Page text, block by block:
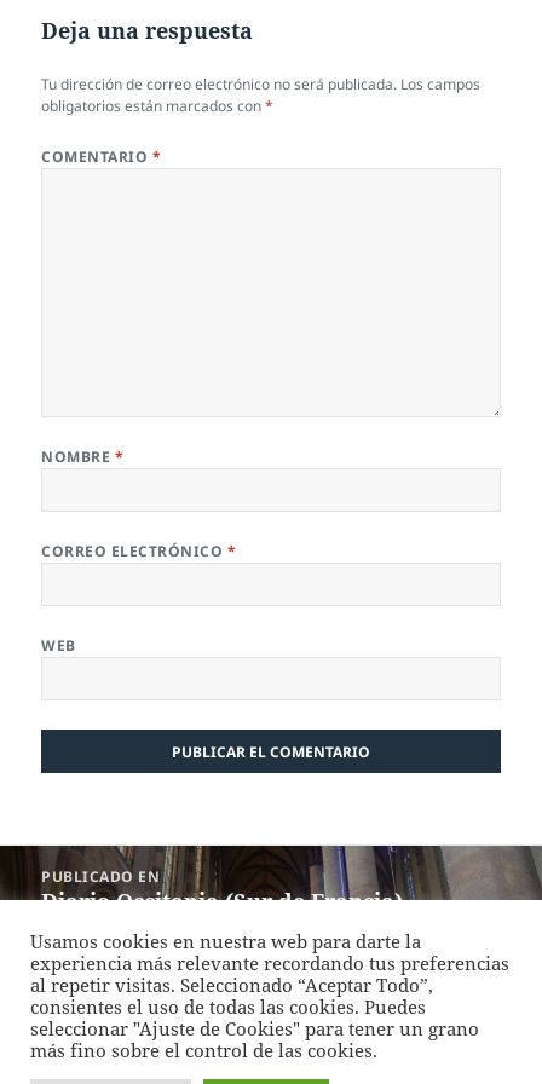
Deja una respuesta
Tu dirección de correo electrónico no será publicada. Los campos
obligatorios están marcados con*
COMENTARIO *
NOMBRE *
CORREO ELECTRÓNICO *
WEB
Navegación
de
PUBLICADO EN
Diario Occitania (Sur de Francia) –
Octubre 2018: Días 1,2: Toulouse
Funciona gracias a WordPress
Usamos cookies en nuestra web para darte la
experiencia más relevante recordando tus preferencias
al repetir visitas. Seleccionado “Aceptar Todo”,
consientes el uso de todas las cookies. Puedes
seleccionar "Ajuste de Cookies" para tener un grano
más fino sobre el control de las cookies.